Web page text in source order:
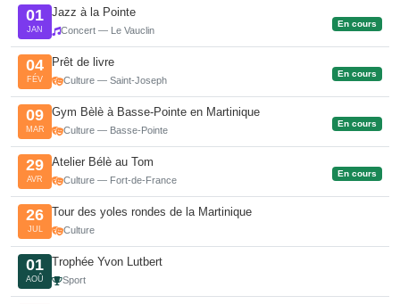
01
JAN
Jazz à la Pointe
Concert — Le Vauclin
En cours
04
FÉV
Prêt de livre
Culture — Saint-Joseph
En cours
09
MAR
Gym Bèlè à Basse-Pointe en Martinique
Culture — Basse-Pointe
En cours
29
AVR
Atelier Bélè au Tom
Culture — Fort-de-France
En cours
26
JUL
Tour des yoles rondes de la Martinique
Culture
01
AOÛ
Trophée Yvon Lutbert
Sport